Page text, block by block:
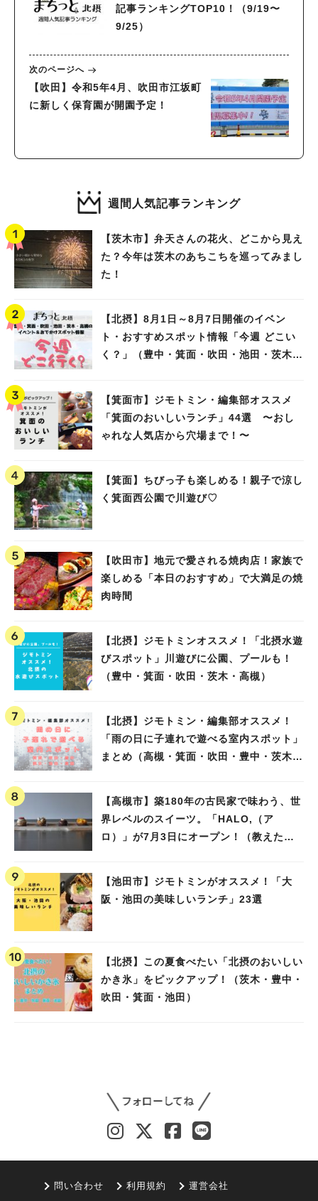
記事ランキングTOP10！（9/19〜
9/25）
次のページへ
【吹田】令和5年4月、吹田市江坂町
に新しく保育園が開園予定！
週間人気記事ランキング
【茨木市】弁天さんの花火、どこから見え
た？今年は茨木のあちこちを巡ってみまし
た！
【北摂】8月1日～8月7日開催のイベン
ト・おすすめスポット情報「今週 どこい
く？」（豊中・箕面・吹田・池田・茨木・
【箕面市】ジモトミン・編集部オススメ
「箕面のおいしいランチ」44選 〜おし
ゃれな人気店から穴場まで！〜
【箕面】ちびっ子も楽しめる！親子で涼し
く箕面西公園で川遊び♡
【吹田市】地元で愛される焼肉店！家族で
楽しめる「本日のおすすめ」で大満足の焼
肉時間
【北摂】ジモトミンオススメ！「北摂水遊
びスポット」川遊びに公園、プールも！
（豊中・箕面・吹田・茨木・高槻）
【北摂】ジモトミン・編集部オススメ！
「雨の日に子連れで遊べる室内スポット」
まとめ（高槻・箕面・吹田・豊中・茨木・
【高槻市】築180年の古民家で味わう、世
界レベルのスイーツ。「HALO,（ア
ロ）」が7月3日にオープン！（教えたい/
【池田市】ジモトミンがオススメ！「大
阪・池田の美味しいランチ」23選
【北摂】この夏食べたい「北摂のおいしい
かき氷」をピックアップ！（茨木・豊中・
吹田・箕面・池田）
問い合わせ 利用規約 運営会社